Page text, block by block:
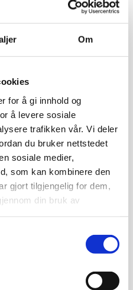
Om
for å gi innhold og
å levere sosiale
trafikken vår. Vi deler
du bruker nettstedet
sosiale medier,
som kan kombinere den
gjort tilgjengelig for dem,
din bruk av